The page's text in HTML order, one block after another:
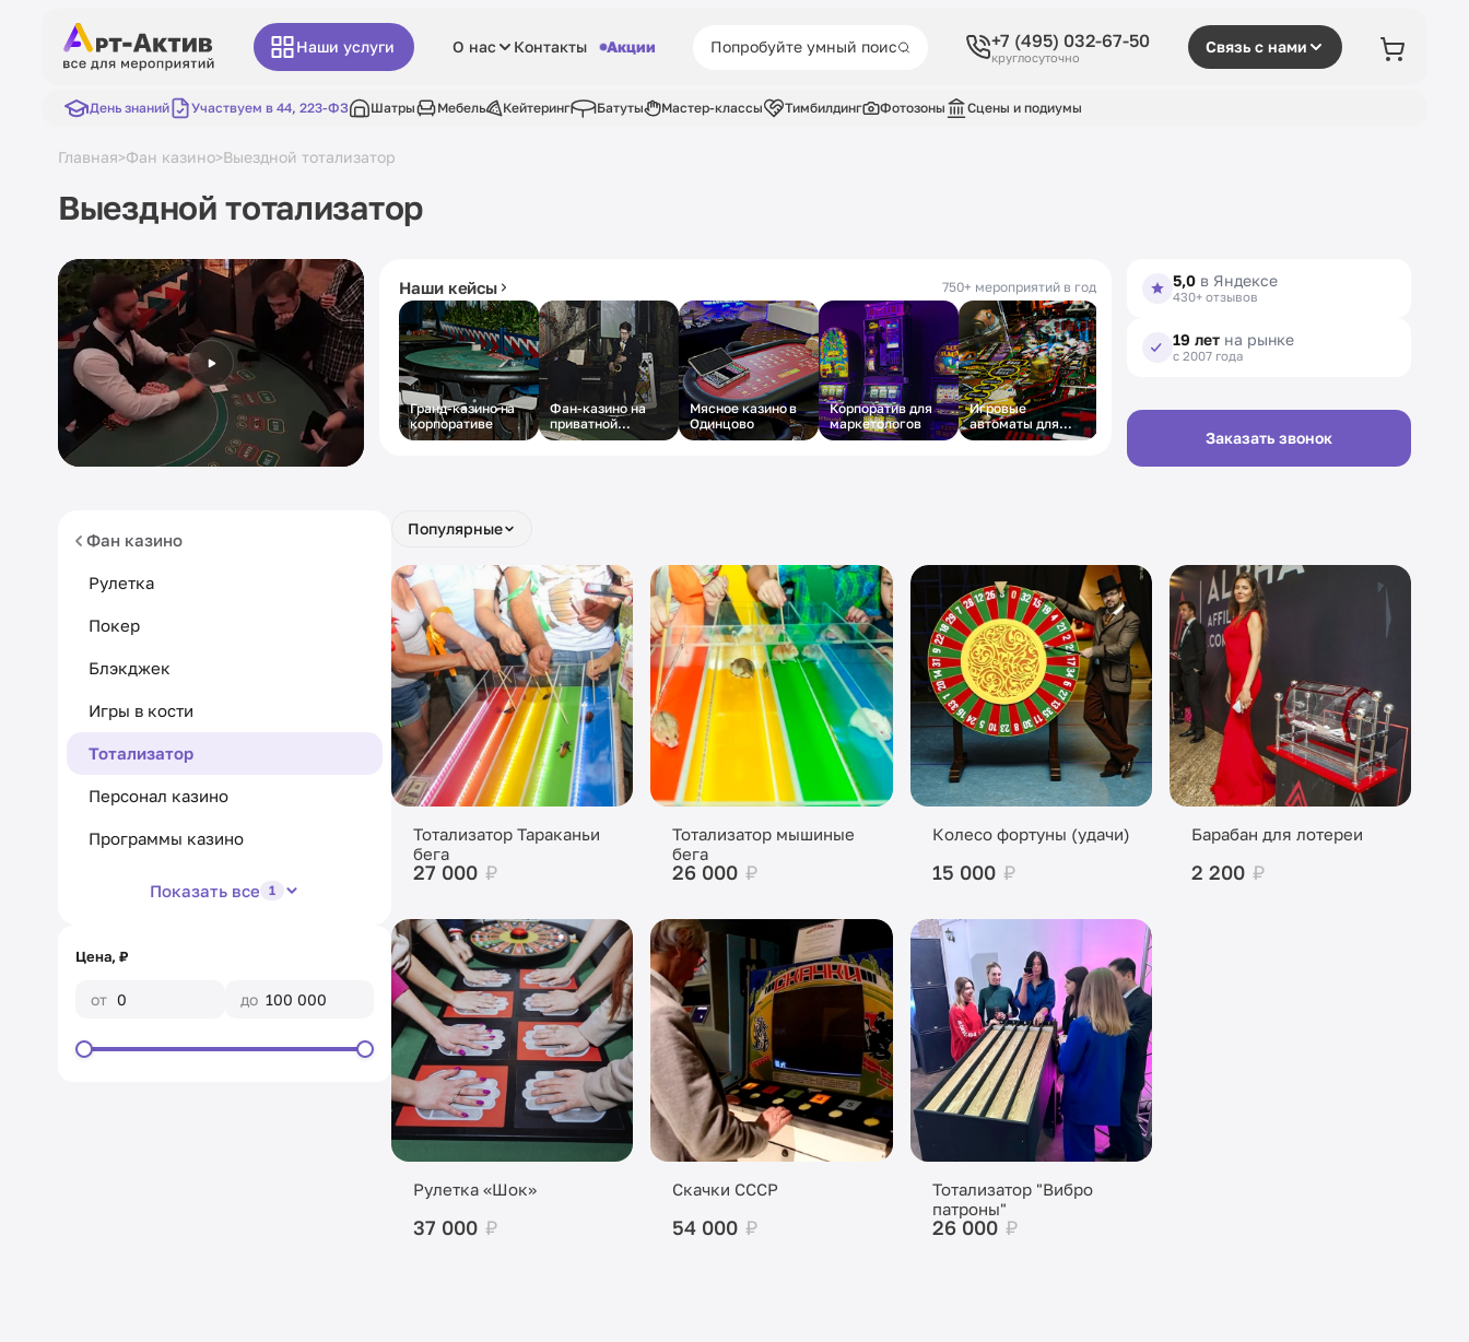
Наши услуги О нас Контакты Акции +7 (495) 032-67-50
круглосуточно
Связь с нами
День знаний Участвуем в 44, 223-ФЗ Шатры Мебель Кейтеринг Батуты Мастер-классы Тимбилдинг Фотозоны Сцены и подиумы
Главная>Фан казино>Выездной тотализатор
Выездной тотализатор
Наши кейсы 750+ мероприятий в год
Гранд-казино на
корпоративе
Фан-казино на
приватной
вечеринке на
Мясное казино в
Одинцово
Корпоратив для
маркетологов
Игровые
автоматы для
мужчин
Мясное казино
5,0 в Яндексе
430+ отзывов
19 лет на рынке
с 2007 года
Заказать звонок
Фан казино
Рулетка
Покер
Блэкджек
Игры в кости
Тотализатор
Персонал казино
Программы казино
Показать все 1
Цена, ₽
от до
Популярные
Тотализатор Тараканьи
бега
27 000 ₽
Тотализатор мышиные
бега
26 000 ₽
Колесо фортуны (удачи)
15 000 ₽
Барабан для лотереи
2 200 ₽
Рулетка «Шок»
37 000 ₽
Скачки СССР
54 000 ₽
Тотализатор "Вибро
патроны"
26 000 ₽